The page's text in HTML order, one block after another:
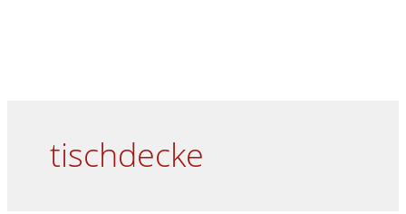
tischdecke